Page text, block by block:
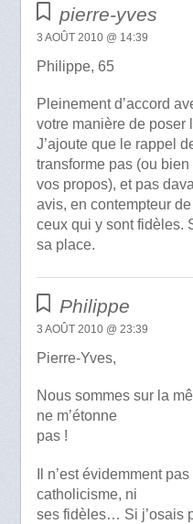
pierre-yves
3 AOÛT 2010 @ 14:39
Philippe, 65
Pleinement d’accord
votre manière de poser
J’ajoute que le rappel
transforme pas (ou
vos propos), et pas
avis, en contempteur
ceux qui y sont fidèles.
sa place.
Philippe
3 AOÛT 2010 @ 23:39
Pierre-Yves,
Nous sommes sur la
ne m’étonne
pas !
Il n’est évidemment
catholicisme, ni
ses fidèles… Si j’osais